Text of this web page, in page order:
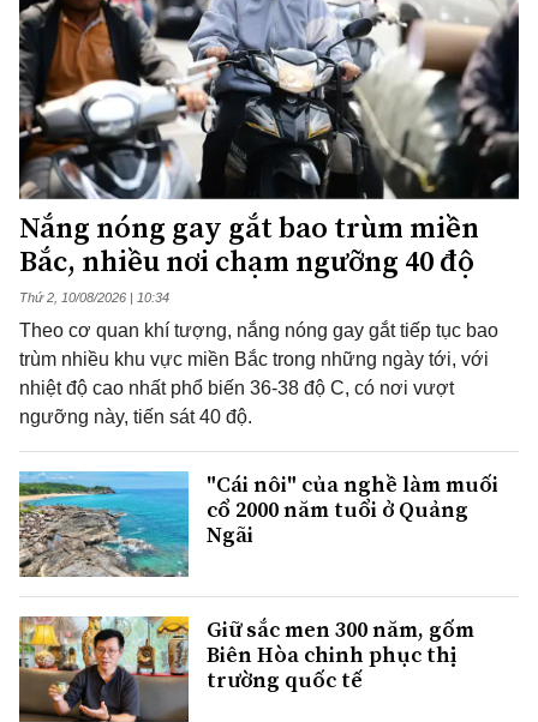
Nắng nóng gay gắt bao trùm miền
Bắc, nhiều nơi chạm ngưỡng 40 độ
Thứ 2, 10/08/2026 | 10:34
Theo cơ quan khí tượng, nắng nóng gay gắt tiếp tục bao
trùm nhiều khu vực miền Bắc trong những ngày tới, với
nhiệt độ cao nhất phổ biến 36-38 độ C, có nơi vượt
ngưỡng này, tiến sát 40 độ.
"Cái nôi" của nghề làm muối
cổ 2000 năm tuổi ở Quảng
Ngãi
Giữ sắc men 300 năm, gốm
Biên Hòa chinh phục thị
trường quốc tế